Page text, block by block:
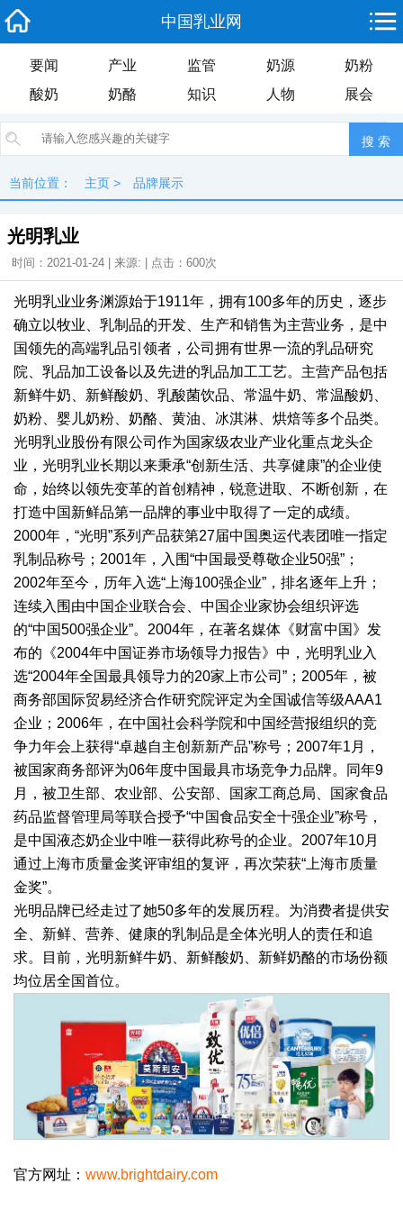
中国乳业网
要闻 产业 监管 奶源
奶粉
酸奶
奶酪 知识 人物 展会
当前位置： 主页 > 品牌展示
光明乳业
时间：2021-01-24 | 来源: | 点击： 600次
光明乳业业务渊源始于1911年，拥有100多年的历史，逐步
确立以牧业、乳制品的开发、生产和销售为主营业务，是中
国领先的高端乳品引领者，公司拥有世界一流的乳品研究
院、乳品加工设备以及先进的乳品加工工艺。主营产品包括
新鲜牛奶、新鲜酸奶、乳酸菌饮品、常温牛奶、常温酸奶、
奶粉、婴儿奶粉、奶酪、黄油、冰淇淋、烘焙等多个品类。
光明乳业股份有限公司作为国家级农业产业化重点龙头企
业，光明乳业长期以来秉承“创新生活、共享健康”的企业使
命，始终以领先变革的首创精神，锐意进取、不断创新，在
打造中国新鲜品第一品牌的事业中取得了一定的成绩。
2000年，“光明”系列产品获第27届中国奥运代表团唯一指定
乳制品称号；2001年，入围“中国最受尊敬企业50强”；
2002年至今，历年入选“上海100强企业”，排名逐年上升；
连续入围由中国企业联合会、中国企业家协会组织评选
的“中国500强企业”。2004年，在著名媒体《财富中国》发
布的《2004年中国证券市场领导力报告》中，光明乳业入
选“2004年全国最具领导力的20家上市公司”；2005年，被
商务部国际贸易经济合作研究院评定为全国诚信等级AAA1
企业；2006年，在中国社会科学院和中国经营报组织的竞
争力年会上获得“卓越自主创新新产品”称号；2007年1月，
被国家商务部评为06年度中国最具市场竞争力品牌。同年9
月，被卫生部、农业部、公安部、国家工商总局、国家食品
药品监督管理局等联合授予“中国食品安全十强企业”称号，
是中国液态奶企业中唯一获得此称号的企业。2007年10月
通过上海市质量金奖评审组的复评，再次荣获“上海市质量
金奖”。
光明品牌已经走过了她50多年的发展历程。为消费者提供安
全、新鲜、营养、健康的乳制品是全体光明人的责任和追
求。目前，光明新鲜牛奶、新鲜酸奶、新鲜奶酪的市场份额
均位居全国首位。
官方网址： www.brightdairy.com